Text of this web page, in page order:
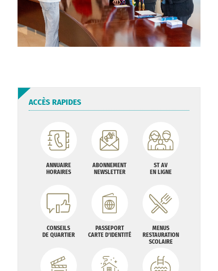
ACCÈS RAPIDES
ANNUAIRE
HORAIRES
ABONNEMENT
NEWSLETTER
ST AV
EN LIGNE
CONSEILS
DE QUARTIER
PASSEPORT
CARTE D'IDENTITÉ
MENUS
RESTAURATION
SCOLAIRE